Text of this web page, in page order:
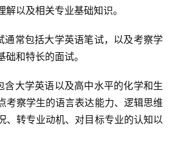
以及相关专业基础知识。
通常包括大学英语笔试，以及考察学
和特长的面试。
含大学英语以及高中水平的化学和生
考察学生的语言表达能力、逻辑思维
、转专业动机、对目标专业的认知以